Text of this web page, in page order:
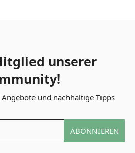
unserer
und nachhaltige Tipps
ABONNIEREN